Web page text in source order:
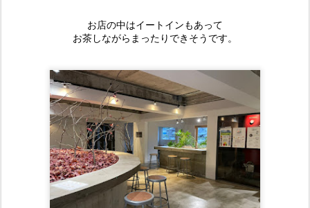
お店の中はイートインもあって
お茶しながらまったりできそうです。